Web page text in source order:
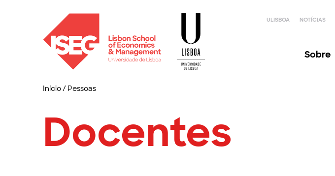
ULISBOA NOTÍCIAS
Sobre
Início/ Pessoas
Docentes